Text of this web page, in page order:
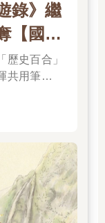
錄》繼
【國際
史百合」
用筆名，
漫遊錄》透
克獎，寫下
見台灣的身